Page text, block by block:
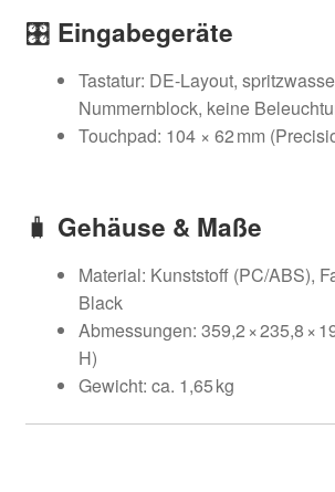
🎛️ Eingabegeräte
Tastatur: DE-Layout,
Nummernblock, keine
Touchpad: 104 × 62 mm
🧳 Gehäuse & Maße
Material: Kunststoff (PC/ABS),
Black
Abmessungen: 359,2 × 235,8 ×
H)
Gewicht: ca. 1,65 kg